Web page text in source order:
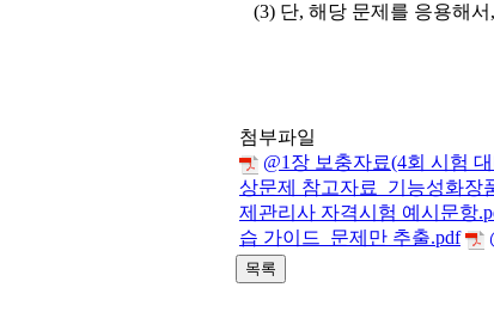
(3) 단, 해당 문제를 응용해서 ,
첨부파일
@1장 보충자료(4회 시험
상문제 참고자료_기능성화장
제관리사 자격시험 예시문항
습 가이드_문제만 추출.pdf